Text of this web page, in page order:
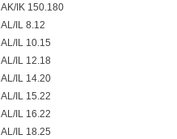
AK/IK 150.180
AL/IL 8.12
AL/IL 10.15
AL/IL 12.18
AL/IL 14.20
AL/IL 15.22
AL/IL 16.22
AL/IL 18.25